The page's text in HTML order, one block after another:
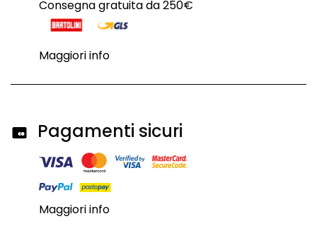
Consegna gratuita da 250€
Maggiori info
Pagamenti sicuri
Maggiori info